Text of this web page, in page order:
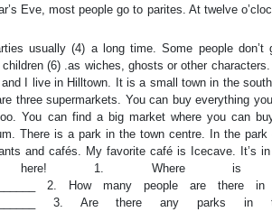
Eve, most people go to parites. At twelve
usually (4) a long time. Some people don’t
(6) .as wiches, ghosts or other
I live in Hilltown. It is a small town in the
three supermarkets. You can buy everything
You can find a big market where you can
There is a park in the town centre. In the park
and cafés. My favorite café is Icecave. It’s
1. Where is
2. How many people are there
3. Are there any parks